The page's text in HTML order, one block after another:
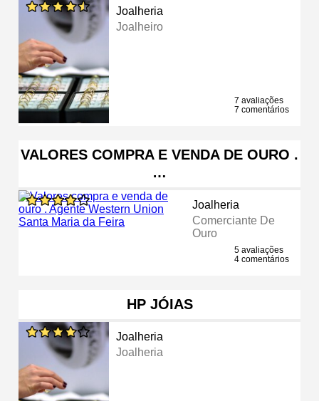
Joalheria
Joalheiro
7 avaliações
7 comentários
VALORES COMPRA E VENDA DE OURO .
…
Joalheria
Comerciante De
Ouro
5 avaliações
4 comentários
HP JÓIAS
Joalheria
Joalheria